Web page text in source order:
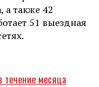
а также 42
51 выездная
течение месяца